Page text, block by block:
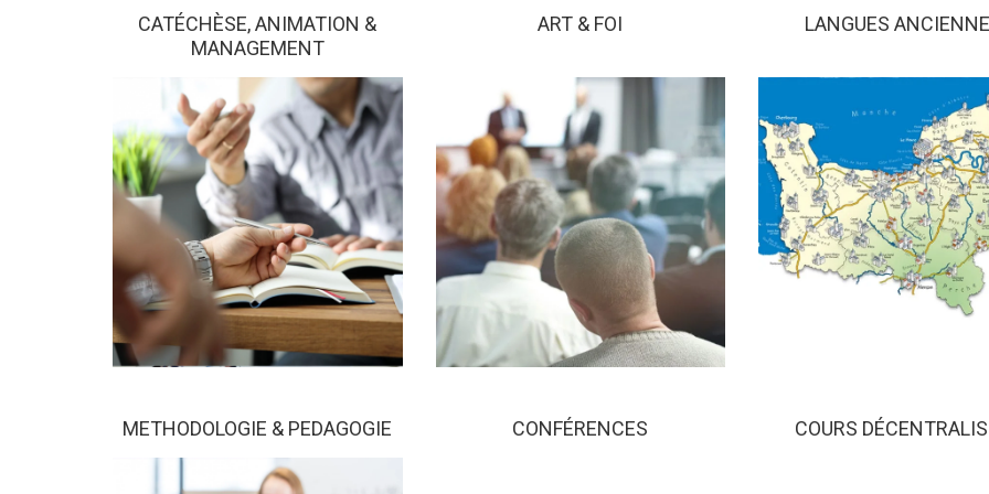
CATÉCHÈSE, ANIMATION &
MANAGEMENT
ART & FOI LANGUES
METHODOLOGIE & PEDAGOGIE CONFÉRENCES COURS